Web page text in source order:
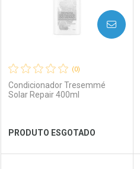
Ver Desconto Convênio
(0)
Condicionador Tresemmé
Solar Repair 400ml
PRODUTO ESGOTADO
AVISE-ME